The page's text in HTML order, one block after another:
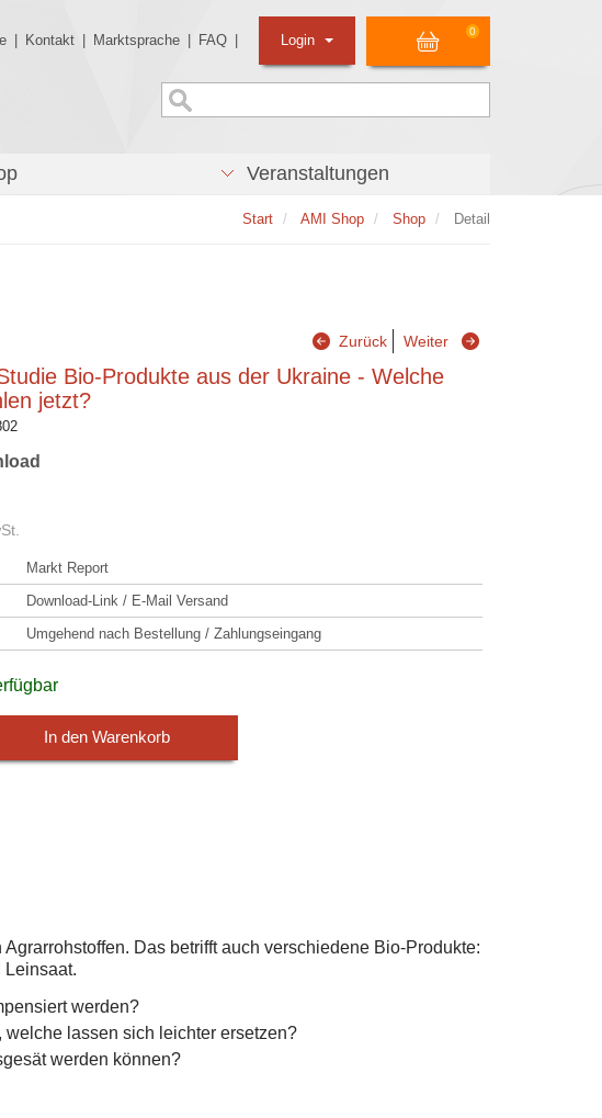
Kontakt Marktsprache FAQ
0
Login
Veranstaltungen
Start AMI Shop Shop Detail
Zurück Weiter
Bio-Produkte aus der Ukraine - Welche
jetzt?
Markt Report
Download-Link / E-Mail Versand
Umgehend nach Bestellung / Zahlungseingang
In den Warenkorb
Das betrifft auch verschiedene Bio-Produkte:
Leinsaat.
werden?
lassen sich leichter ersetzen?
werden können?